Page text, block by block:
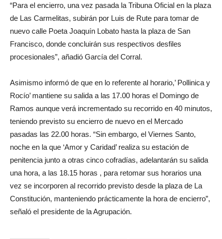
“Para el encierro, una vez pasada la Tribuna Oficial en la plaza
de Las Carmelitas, subirán por Luis de Rute para tomar de
nuevo calle Poeta Joaquín Lobato hasta la plaza de San
Francisco, donde concluirán sus respectivos desfiles
procesionales”, añadió García del Corral.
Asimismo informó de que en lo referente al horario,’ Pollinica y
Rocío’ mantiene su salida a las 17.00 horas el Domingo de
Ramos aunque verá incrementado su recorrido en 40 minutos,
teniendo previsto su encierro de nuevo en el Mercado
pasadas las 22.00 horas. “Sin embargo, el Viernes Santo,
noche en la que ‘Amor y Caridad’ realiza su estación de
penitencia junto a otras cinco cofradías, adelantarán su salida
una hora, a las 18.15 horas , para retomar sus horarios una
vez se incorporen al recorrido previsto desde la plaza de La
Constitución, manteniendo prácticamente la hora de encierro”,
señaló el presidente de la Agrupación.